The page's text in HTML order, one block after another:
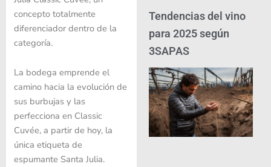
concepto totalmente
diferenciador dentro de la
categoría.
La bodega emprende el
camino hacia la evolución de
sus burbujas y las
perfecciona en Classic
Cuvée, a partir de hoy, la
única etiqueta de
espumante Santa Julia.
Tendencias del vino
para 2025 según
3SAPAS